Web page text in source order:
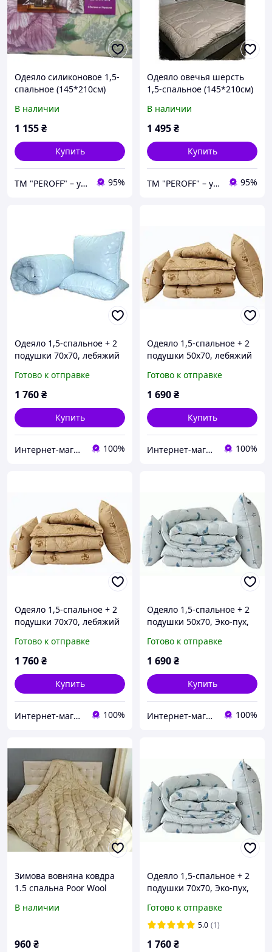
Одеяло силиконовое 1,5-
спальное (145*210см)
В наличии
1 155₴
Купить
ТМ "PEROFF" – украинский производитель пухо-перовых изделий. 95%
Одеяло овечья шерсть
1,5-спальное (145*210см)
В наличии
1 495₴
Купить
ТМ "PEROFF" – украинский производитель пухо-перовых изделий. 95%
Одеяло 1,5-спальное + 2
подушки 70х70, лебяжий
гипоаллергенное ТМ TAG
"Голубое"
Готово к отправке
1 760₴
Купить
Интернет-магазин "ДОЛЯ Текстиль" 100%
Одеяло 1,5-спальное + 2
подушки 50х70, лебяжий
гипоаллергенное ТМ TAG
Camel
Готово к отправке
1 690₴
Купить
Интернет-магазин "ДОЛЯ Текстиль" 100%
Одеяло 1,5-спальное + 2
подушки 70х70, лебяжий
гипоаллергенное ТМ TAG
Camel
Готово к отправке
1 760₴
Купить
Интернет-магазин "ДОЛЯ Текстиль" 100%
Одеяло 1,5-спальное + 2
подушки 50х70, Эко-пух,
ТМ TAG "Eco-Перо"
Готово к отправке
1 690₴
Купить
Интернет-магазин "ДОЛЯ Текстиль" 100%
Зимова вовняна ковдра
1.5 спальна Poor Wool
В наличии
960₴
Одеяло 1,5-спальное + 2
подушки 70х70, Эко-пух,
ТМ TAG "Eco-Перо"
Готово к отправке
5.0 (1)
1 760₴